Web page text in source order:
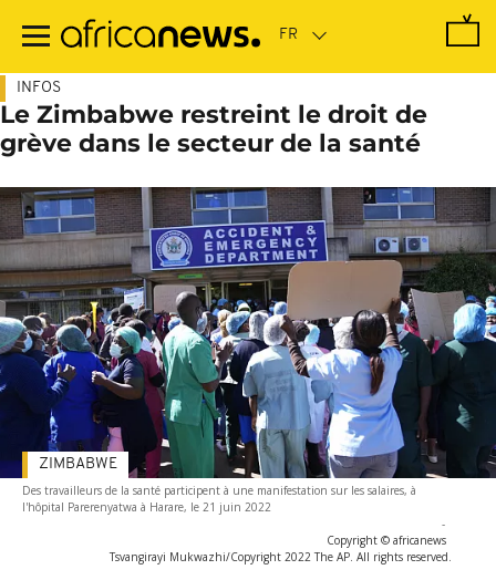
contenu
INFOS
Le Zimbabwe restreint le droit de
grève dans le secteur de la santé
Des travailleurs de la santé participent à une manifestation sur les salaires, à
l'hôpital Parerenyatwa à Harare, le 21 juin 2022
-
Copyright © africanews
Tsvangirayi Mukwazhi/Copyright 2022 The AP. All rights reserved.
ZIMBABWE